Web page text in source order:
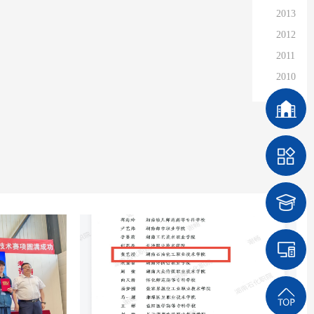
2013
2012
2011
2010
2009
2008
2007
2006
2005
2004